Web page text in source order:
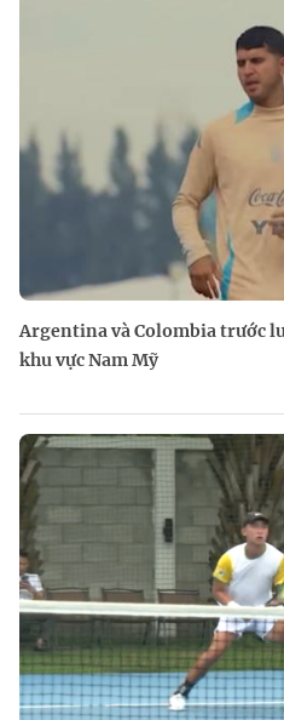
Argentina và Colombia trước
khu vực Nam Mỹ